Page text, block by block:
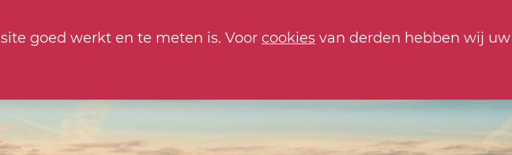
goed werkt en te meten is. Voor cookies van derden hebben wij uw